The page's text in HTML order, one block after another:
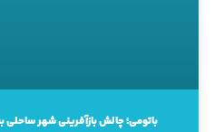
باتومی؛ چالش بازآفرینی شهر